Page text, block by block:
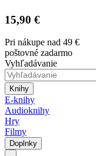
15,90 €
Pri nákupe nad 49 €
poštovné zadarmo
Vyhľadávanie
Knihy
E-knihy
Audioknihy
Hry
Filmy
Doplnky